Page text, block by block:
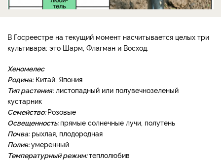
В Госреестре на текущий момент насчитывается целых три
культивара: это Шарм, Флагман и Восход.
Хеномелес
Родина:Китай, Япония
Тип растения:листопадный или полувечнозеленый
кустарник
Семейство:Розовые
Освещенность:прямые солнечные лучи, полутень
Почва:рыхлая, плодородная
Полив:умеренный
Температурный режим:теплолюбив